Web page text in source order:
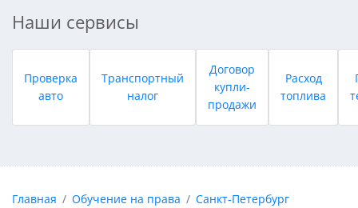
Наши сервисы
Проверка
авто
Транспортный
налог
Договор
купли-
продажи
Расход
топлива
Главная Обучение на права
Санкт-Петербург